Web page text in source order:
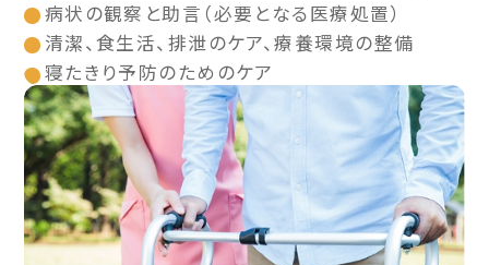
病状の観察と助言（必要となる医療処置）
清潔、食生活、排泄のケア、療養環境の整備
寝たきり予防のためのケア